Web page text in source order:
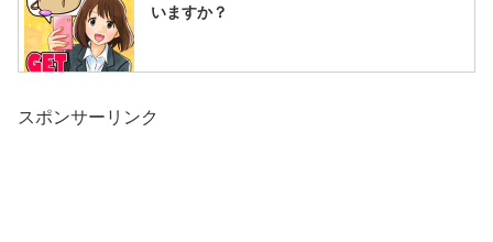
いますか？
スポンサーリンク